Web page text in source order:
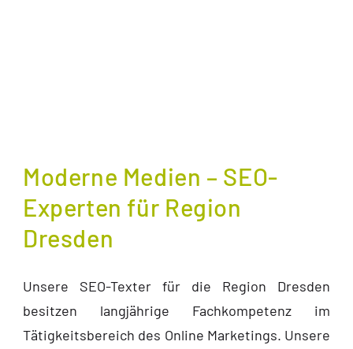
Moderne Medien – SEO-
Experten für Region
Dresden
Unsere SEO-Texter für die Region Dresden
besitzen langjährige Fachkompetenz im
Tätigkeitsbereich des Online Marketings. Unsere